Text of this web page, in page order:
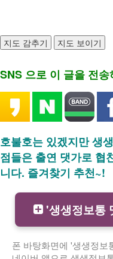
SNS 으로 이 글을 전
호불호는 있겠지만 생
점들은 출연 댓가로 협
니다. 즐겨찾기 추천~!
'생생정보통
폰 바탕화면에 '생생정보